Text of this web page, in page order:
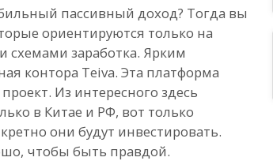
пассивный доход? Тогда вы
ориентируются только на
схемами заработка. Ярким
контора Teiva. Эта платформа
Из интересного здесь
в Китае и РФ, вот только
они будут инвестировать.
чтобы быть правдой.